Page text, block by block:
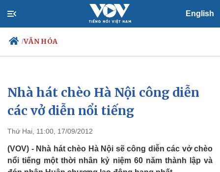
English
/VĂN HÓA
Chính trị
Đảng
Tổ chức nhân sự
Nhận diện sự thật
Xã hội
Dự báo thời tiết
Việc làm
Biển đảo
Nhà hát chèo Hà Nội công diễn
các vở diễn nổi tiếng
Thứ Hai, 11:00, 17/09/2012
(VOV) - Nhà hát chèo Hà Nội sẽ công diễn các vở chèo
nổi tiếng một thời nhân kỷ niệm 60 năm thành lập và